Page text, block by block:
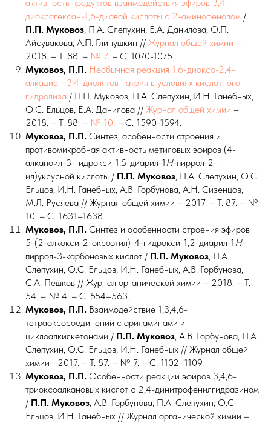
активность продуктов взаимодействия эфиров 3,4-
диоксогексан-1,6-диовой кислоты с 2-аминофенолом /
П.П. Муковоз, П.А. Слепухин, Е.А. Данилова, О.П.
Айсувакова, А.П. Глинушкин // Журнал общей химии –
2018. – Т. 88. – № 7. – С. 1070-1075.
Муковоз, П.П. Необычная реакция 1,6-диоксо-2,4-
алкадиен-3,4-диолятов натрия в условиях кислотного
гидролиза / П.П. Муковоз, П.А. Слепухин, И.Н. Ганебных,
О.С. Ельцов, Е.А. Данилова // Журнал общей химии –
2018. – Т. 88. – № 10. – С. 1590-1594.
Муковоз, П.П. Синтез, особенности строения и
противомикробная активность метиловых эфиров (4-
алканоил-3-гидрокси-1,5-диарил-1H-пиррол-2-
ил)уксусной кислоты / П.П. Муковоз, П.А. Слепухин, О.С.
Ельцов, И.Н. Ганебных, А.В. Горбунова, А.Н. Сизенцов,
М.Л. Русяева // Журнал общей химии – 2017. – Т. 87. – №
10. – С. 1631–1638.
Муковоз, П.П. Синтез и особенности строения эфиров
5-(2-алкокси-2-оксоэтил)-4-гидрокси-1,2-диарил-1H-
пиррол-3-карбоновых кислот / П.П. Муковоз, П.А.
Слепухин, О.С. Ельцов, И.Н. Ганебных, А.В. Горбунова,
С.А. Пешков // Журнал органической химии – 2018. – Т.
54. – № 4. – С. 554–563.
Муковоз, П.П. Взаимодействие 1,3,4,6-
тетраоксосоединений с ариламинами и
циклоалкилкетонами / П.П. Муковоз, А.В. Горбунова, П.А.
Слепухин, О.С. Ельцов, И.Н. Ганебных // Журнал общей
химии– 2017. – Т. 87. – № 7. – С. 1102–1109.
Муковоз, П.П. Особенности реакции эфиров 3,4,6-
триоксоалкановых кислот с 2,4-динитрофенилгидразином
/ П.П. Муковоз, А.В. Горбунова, П.А. Слепухин, О.С.
Ельцов, И.Н. Ганебных // Журнал органической химии –